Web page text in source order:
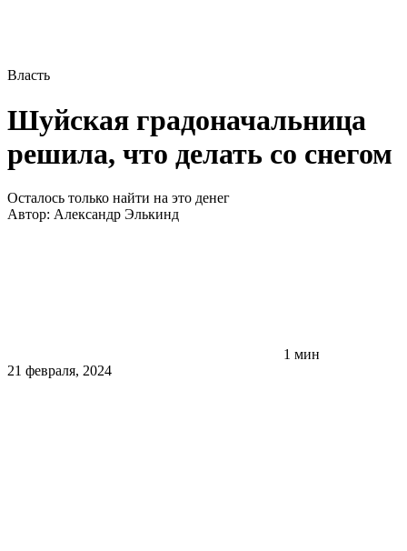
Власть
Шуйская градоначальница
решила, что делать со снегом
Осталось только найти на это денег
Автор: Александр Элькинд
1 мин
21 февраля, 2024